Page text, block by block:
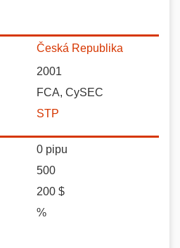
Česká Republika
2001
FCA, CySEC
STP
0 pipu
500
200 $
%